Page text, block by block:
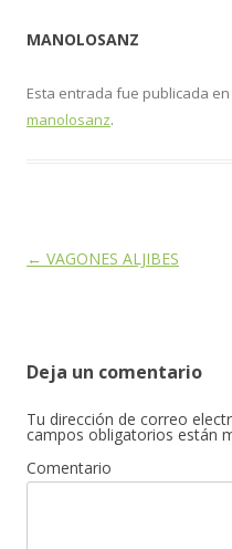
MANOLOSANZ
Esta entrada fue publicada en
manolosanz.
Navegación
← VAGONES ALJIBES
Deja un comentario
Tu dirección de correo
campos obligatorios están
Comentario